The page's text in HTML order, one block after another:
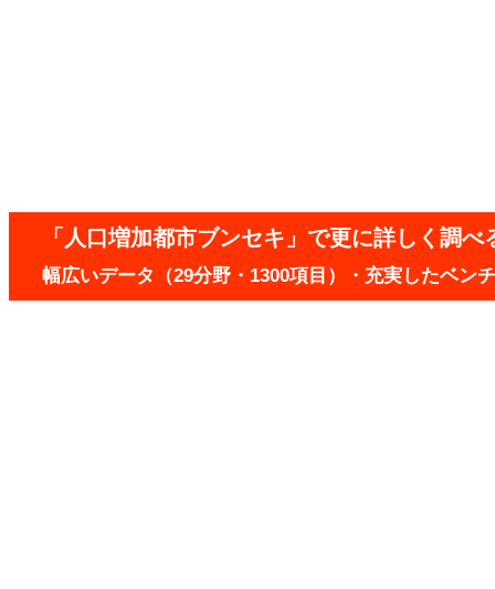
「人口増加都市ブンセキ」で更に詳しく調べ
幅広いデータ（29分野・1300項目）・充実したベン